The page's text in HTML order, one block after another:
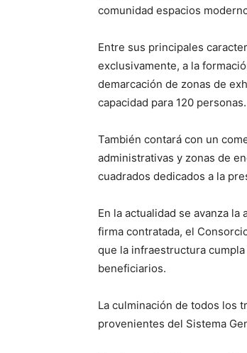
comunidad espacios
Entre sus principales
exclusivamente, a la
demarcación de zonas de
capacidad para 120 personas.
También contará con un
administrativas y zonas de
cuadrados dedicados a la
En la actualidad se avanza
firma contratada, el
que la infraestructura
beneficiarios.
La culminación de todos los
provenientes del Sistema